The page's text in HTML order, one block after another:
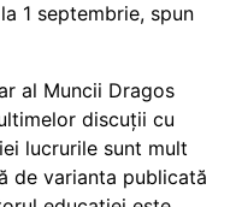
1 septembrie, spun
al Muncii Dragos
discuții cu
lucrurile sunt mult
de varianta publicată